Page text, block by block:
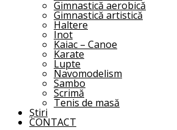
Gimnastică aerobică
Gimnastică artistică
Haltere
Inot
Kaiac – Canoe
Karate
Lupte
Navomodelism
Sambo
Scrimă
Tenis de masă
Știri
CONTACT